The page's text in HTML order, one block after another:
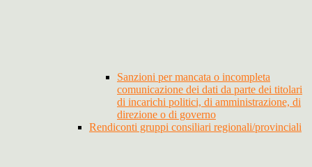
Sanzioni per mancata o incompleta
comunicazione dei dati da parte dei titolari
di incarichi politici, di amministrazione, di
direzione o di governo
Rendiconti gruppi consiliari regionali/provinciali